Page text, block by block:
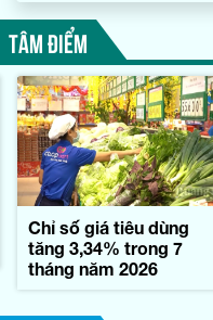
TÂM ĐIỂM
Chỉ số giá tiêu dùng
tăng 3,34% trong 7
tháng năm 2026